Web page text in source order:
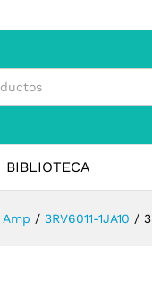
BIBLIOTECA
Amp / 3RV6011-1JA10 /